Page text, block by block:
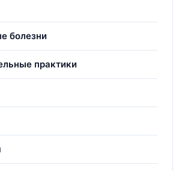
болезни
практики